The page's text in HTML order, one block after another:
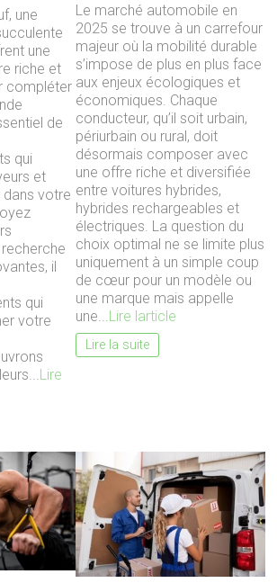
une
une
riche et
compléter
de
qui
et
dans votre
il
qui
votre
Lire
Le marché automobile en
2025 se trouve à un carrefour
majeur où la mobilité durable
s’impose de plus en plus face
aux enjeux écologiques et
économiques. Chaque
conducteur, qu’il soit urbain,
périurbain ou rural, doit
désormais composer avec
une offre riche et diversifiée
entre voitures hybrides,
hybrides rechargeables et
électriques. La question du
choix optimal ne se limite plus
uniquement à un simple coup
de cœur pour un modèle ou
une marque mais appelle
une... Lire larticle
Lire la suite